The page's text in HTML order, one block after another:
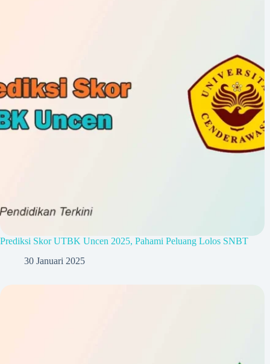
Prediksi Skor UTBK Uncen 2025, Pahami Peluang Lolos SNBT
30 Januari 2025